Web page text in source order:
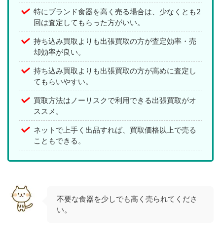
特にブランド食器を高く売る場合は、少なくとも2
回は査定してもらった方がいい。
持ち込み買取よりも出張買取の方が査定効率・売
却効率が良い。
持ち込み買取よりも出張買取の方が高めに査定し
てもらいやすい。
買取方法はノーリスクで利用できる出張買取がオ
ススメ。
ネットで上手く出品すれば、買取価格以上で売る
こともできる。
不要な食器を少しでも高く売られてくださ
い。